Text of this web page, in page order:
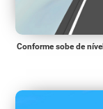
Conforme sobe de